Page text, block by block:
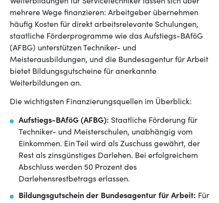
mehrere Wege finanzieren: Arbeitgeber übernehmen
häufig Kosten für direkt arbeitsrelevante Schulungen,
staatliche Förderprogramme wie das Aufstiegs-BAföG
(AFBG) unterstützen Techniker- und
Meisterausbildungen, und die Bundesagentur für Arbeit
bietet Bildungsgutscheine für anerkannte
Weiterbildungen an.
Die wichtigsten Finanzierungsquellen im Überblick:
Aufstiegs-BAföG (AFBG): Staatliche Förderung für
Techniker- und Meisterschulen, unabhängig vom
Einkommen. Ein Teil wird als Zuschuss gewährt, der
Rest als zinsgünstiges Darlehen. Bei erfolgreichem
Abschluss werden 50 Prozent des
Darlehensrestbetrags erlassen.
Bildungsgutschein der Bundesagentur für Arbeit: Für